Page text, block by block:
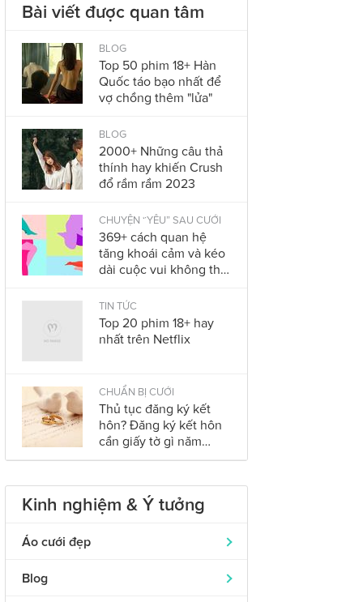
Bài viết được quan tâm
BLOG
Top 50 phim 18+ Hàn
Quốc táo bạo nhất để
vợ chồng thêm "lửa"
BLOG
2000+ Những câu thả
thính hay khiến Crush
đổ rầm rầm 2023
CHUYỆN “YÊU” SAU CƯỚI
369+ cách quan hệ
tăng khoái cảm và kéo
dài cuộc vui không thể
2023
TIN TỨC
Top 20 phim 18+ hay
nhất trên Netflix
CHUẨN BỊ CƯỚI
Thủ tục đăng ký kết
hôn? Đăng ký kết hôn
cần giấy tờ gì năm
2023?
Kinh nghiệm & Ý tưởng
Áo cưới đẹp
Áo dài cưới
319
Blog